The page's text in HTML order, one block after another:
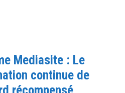
Mediasite : Le
continue de